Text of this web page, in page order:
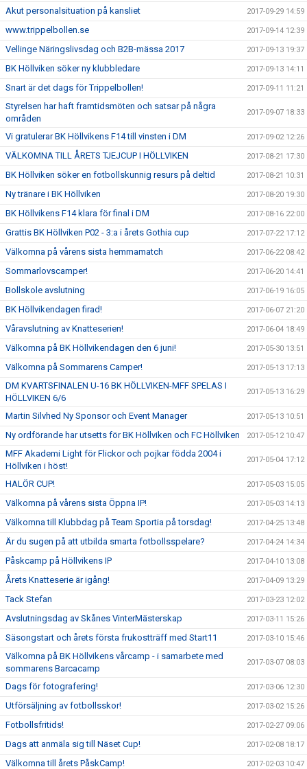
Akut personalsituation på kansliet 2017-09-29 14:59
www.trippelbollen.se 2017-09-14 12:39
Vellinge Näringslivsdag och B2B-mässa 2017 2017-09-13 19:37
BK Höllviken söker ny klubbledare 2017-09-13 14:11
Snart är det dags för Trippelbollen! 2017-09-11 11:21
Styrelsen har haft framtidsmöten och satsar på några
områden
2017-09-07 18:33
Vi gratulerar BK Höllvikens F14 till vinsten i DM 2017-09-02 12:26
VÄLKOMNA TILL ÅRETS TJEJCUP I HÖLLVIKEN 2017-08-21 17:30
BK Höllviken söker en fotbollskunnig resurs på deltid 2017-08-21 10:31
Ny tränare i BK Höllviken 2017-08-20 19:30
BK Höllvikens F14 klara för final i DM 2017-08-16 22:00
Grattis BK Höllviken P02 - 3:a i årets Gothia cup 2017-07-22 17:12
Välkomna på vårens sista hemmamatch 2017-06-22 08:42
Sommarlovscamper! 2017-06-20 14:41
Bollskole avslutning 2017-06-19 16:05
BK Höllvikendagen firad! 2017-06-07 21:20
Våravslutning av Knatteserien! 2017-06-04 18:49
Välkomna på BK Höllvikendagen den 6 juni! 2017-05-30 13:51
Välkomna på Sommarens Camper! 2017-05-13 17:13
DM KVARTSFINALEN U-16 BK HÖLLVIKEN-MFF SPELAS I
HÖLLVIKEN 6/6
2017-05-13 16:29
Martin Silvhed Ny Sponsor och Event Manager 2017-05-13 10:51
Ny ordförande har utsetts för BK Höllviken och FC Höllviken 2017-05-12 10:47
MFF Akademi Light för Flickor och pojkar födda 2004 i
Höllviken i höst!
2017-05-04 17:12
HALÖR CUP! 2017-05-03 15:05
Välkomna på vårens sista Öppna IP! 2017-05-03 14:13
Välkomna till Klubbdag på Team Sportia på torsdag! 2017-04-25 13:48
Är du sugen på att utbilda smarta fotbollsspelare? 2017-04-24 14:34
Påskcamp på Höllvikens IP 2017-04-10 13:08
Årets Knatteserie är igång! 2017-04-09 13:29
Tack Stefan 2017-03-23 12:02
Avslutningsdag av Skånes VinterMästerskap 2017-03-11 15:26
Säsongstart och årets första frukostträff med Start11 2017-03-10 15:46
Välkomna på BK Höllvikens vårcamp - i samarbete med
sommarens Barcacamp
2017-03-07 08:03
Dags för fotografering! 2017-03-06 12:30
Utförsäljning av fotbollsskor! 2017-03-02 15:26
Fotbollsfritids! 2017-02-27 09:06
Dags att anmäla sig till Näset Cup! 2017-02-08 18:17
Välkomna till årets PåskCamp! 2017-02-03 10:47